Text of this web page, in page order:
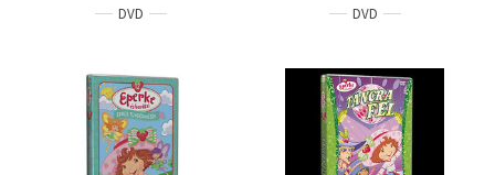
DVD DVD